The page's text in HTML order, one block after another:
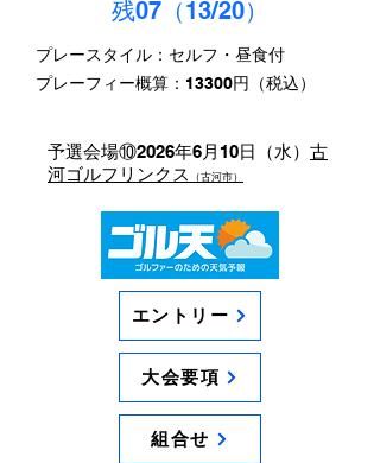
残07（13/20）
プレースタイル：セルフ・昼食付
​プレーフィー概算：13300円（税込）
予選会場⑩2026年6月10日（水） 古
河ゴルフリンクス
（古河市）
エントリー
大会要項
組合せ